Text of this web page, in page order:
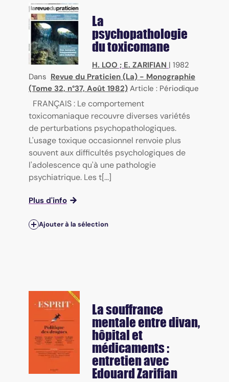
La
psychopathologie
du toxicomane
H. LOO ; E. ZARIFIAN | 1982
Dans Revue du Praticien (La) - Monographie
(Tome 32, n°37, Août 1982) Article : Périodique
FRANÇAIS : Le comportement
toxicomaniaque recouvre diverses variétés
de perturbations psychopathologiques.
L'usage toxique occasionnel renvoie plus
souvent aux difficultés psychologiques de
l'adolescence qu'à une pathologie
psychiatrique. Les t[...]
Plus d'info
Ajouter à la sélection
La souffrance
mentale entre divan,
hôpital et
médicaments :
entretien avec
Edouard Zarifian